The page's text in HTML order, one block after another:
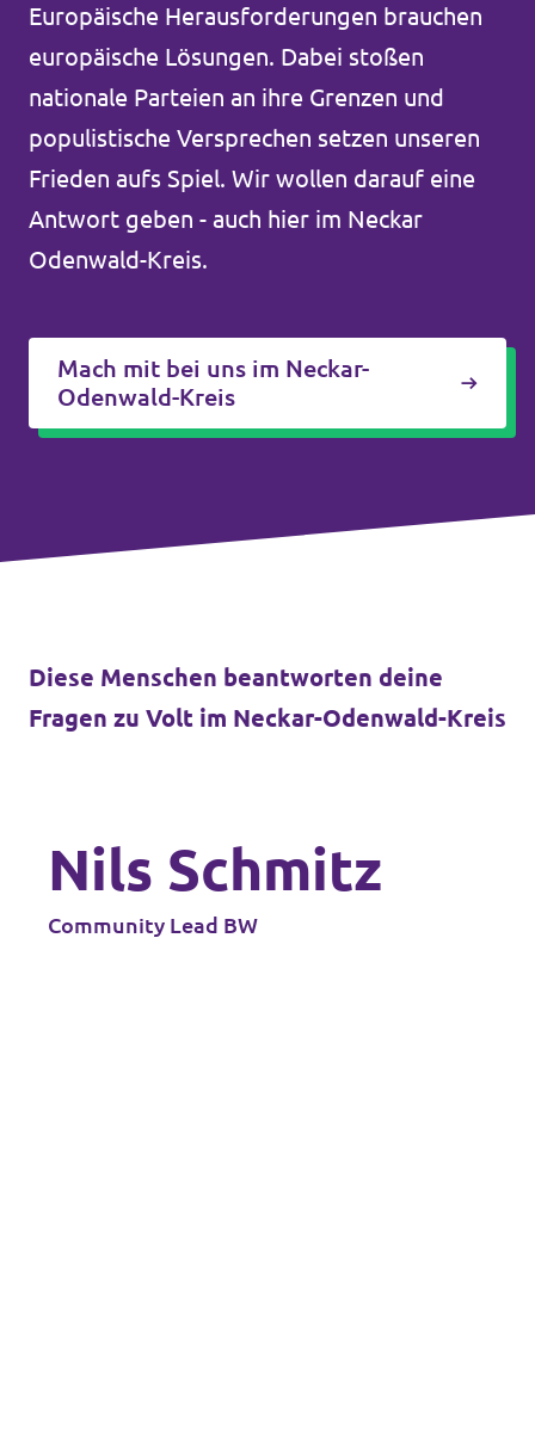
Unsere Events
Mache bei uns mit!
Deine Spende für Volt!
Unsere Teams in BW
Impressum
Europäische Herausforderungen brauchen
europäische Lösungen. Dabei stoßen
nationale Parteien an ihre Grenzen und
populistische Versprechen setzen unseren
Frieden aufs Spiel. Wir wollen darauf eine
Antwort geben - auch hier im Neckar
Odenwald-Kreis.
Mach mit bei uns im Neckar-
Odenwald-Kreis
Diese Menschen beantworten deine
Fragen zu Volt im Neckar-Odenwald-Kreis
Nils Schmitz
Community Lead BW